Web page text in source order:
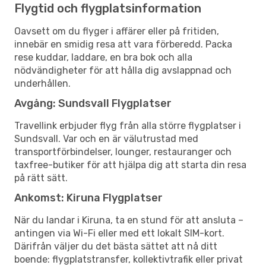
Flygtid och flygplatsinformation
Oavsett om du flyger i affärer eller på fritiden,
innebär en smidig resa att vara förberedd. Packa
rese kuddar, laddare, en bra bok och alla
nödvändigheter för att hålla dig avslappnad och
underhållen.
Avgång: Sundsvall Flygplatser
Travellink erbjuder flyg från alla större flygplatser i
Sundsvall. Var och en är välutrustad med
transportförbindelser, lounger, restauranger och
taxfree-butiker för att hjälpa dig att starta din resa
på rätt sätt.
Ankomst: Kiruna Flygplatser
När du landar i Kiruna, ta en stund för att ansluta –
antingen via Wi-Fi eller med ett lokalt SIM-kort.
Därifrån väljer du det bästa sättet att nå ditt
boende: flygplatstransfer, kollektivtrafik eller privat